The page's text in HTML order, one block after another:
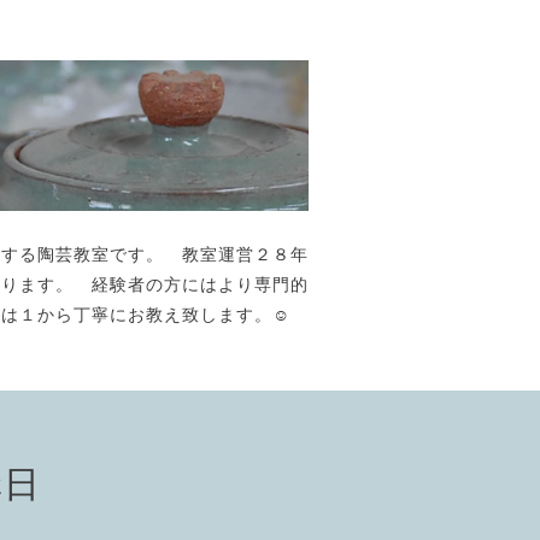
る陶芸教室です。 教室運営２８年
ます。 経験者の方にはより専門的
は１から丁寧にお教え致します。☺️